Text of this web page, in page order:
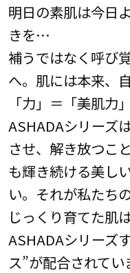
明日の素肌は今日
きを…
補うではなく呼び
へ。肌には本来、
「力」＝「美肌力
ASHADAシリーズ
させ、解き放つこ
も輝き続ける美し
い。それが私たち
じっくり育てた肌
ASHADAシリーズ
ス”が配合されて